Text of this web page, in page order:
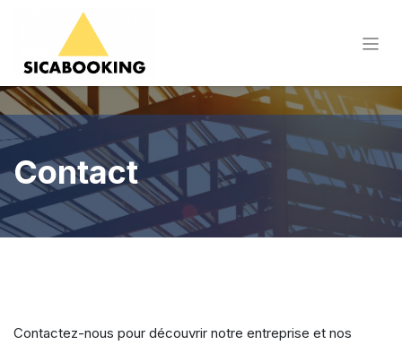
Contact
Contactez-nous pour découvrir notre entreprise et nos